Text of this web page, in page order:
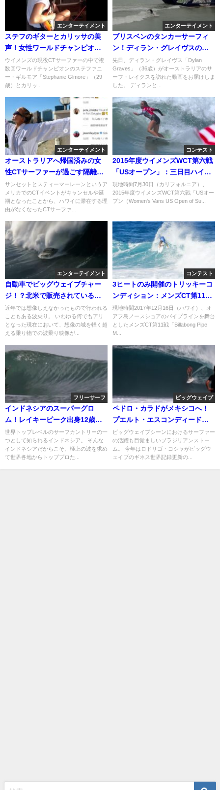
エンターテイメント
ステフのギターとカリッサの美
声！女性ワールドチャンピオン
のジャムセッション＠フィジー
ウイメンズの現役CTサーファーの中で複
数回ワールドチャンピオンのステファニ
ー・ギルモア「Stephanie Glmore」（29
歳）とカリッ...
エンターテイメント
ブリスベンのタンカーサーフィ
ン！ディラン・グレイヴスのノ
ベルティウェイブ動画
先日、ディラン・グレイヴス「Dylan
Graves」（36歳）がオーストラリアのサ
ーフ・レイクスを訪れた動画をお届けしま
した。 ディランと...
エンターテイメント
オーストラリアへ帰国済みの女
性CTサーファーが過ごす隔離生
活の様子
サンセットとスティーマーレーンというア
メリカでのCTイベントがキャンセルや延
期となったことから、ハワイに滞在する理
由がなくなったCTサーファ...
コンテスト
2015年度ウイメンズWCT第六戦
「USオープン」：三日目ハイラ
イト
現地時間7月30日（カリフォルニア）、
2015年度ウイメンズWCT第六戦「USオー
プン（Women's Vans US Open of Su...
エンターテイメント
自動車でビッグウェイブチャー
ジ！？北米で販売されているト
ヨタ車タコマ
近年では想像しえなかったもので行われる
こともある波乗り。 いわゆる何でもアリ
となった現在において、想像の域を軽く超
える乗り物での波乗り映像が...
コンテスト
3ヒートのみ開催のトリッキーコ
ンディション：メンズCT第11戦
「パイプマスターズ」二日目
現地時間2017年12月16日（ハワイ）、オ
アフ島ノースショアのパイプラインを舞台
としたメンズCT第11戦「Billabong Pipe
M...
フリーサーフ
インドネシアのスーパーグロ
ム！レイキーピーク出身12歳の
ラジョ・バレル
世界トップレベルのサーフカントリーの一
つとして知られるインドネシア。 そんな
インドネシアだからこそ、極上の波を求め
て世界各地からトッププロた...
ビッグウェイブ
ペドロ・カラドがメキシコへ！
プエルト・エスコンディードで
のフリーサーフ動画
ビッグウェイブシーンにおけるサーファー
の活躍も目覚ましいブラジリアンストー
ム。 今年はロドリゴ・コシャがビッグウ
ェイブのギネス世界記録更新の...